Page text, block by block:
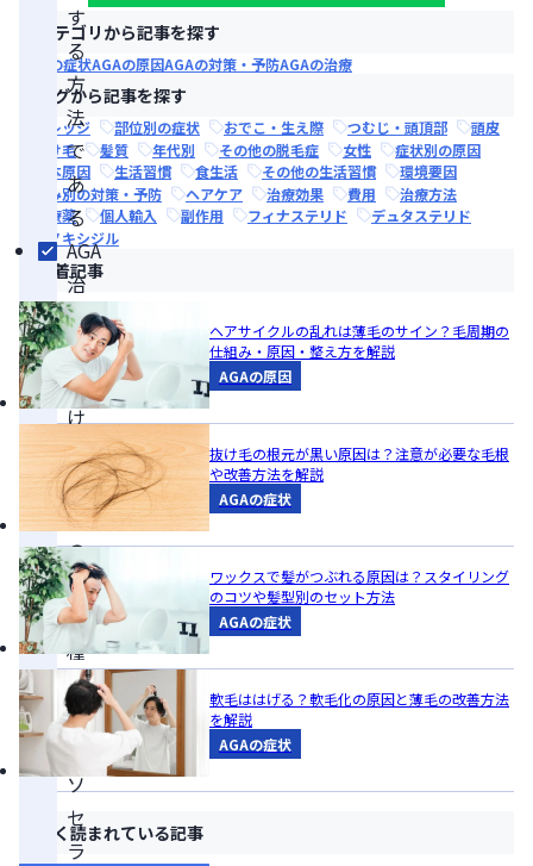
す
る
方
法
で
あ
る
AGA
治
療
に
お
け
る
注
射
の
主
な
種
類
は、
メ
ソ
セ
ラ
カテゴリから記事を探す
AGAの症状AGAの原因AGAの対策・予防AGAの治療
タグから記事を探す
ナレッジ 部位別の症状 おでこ・生え際 つむじ・頭頂部
頭皮
抜け毛
髪質 年代別 その他の脱毛症 女性
症状別の原因
根本原因
生活習慣 食生活 その他の生活習慣
環境要因
悩み別の対策・予防
ヘアケア 治療効果 費用
治療方法
治療薬
個人輸入 副作用 フィナステリド
デュタステリド
ミノキシジル
新着記事
ヘアサイクルの乱れは薄毛のサイン？毛周期の
仕組み・原因・整え方を解説
AGAの原因
抜け毛の根元が黒い原因は？注意が必要な毛根
や改善方法を解説
AGAの症状
ワックスで髪がつぶれる原因は？スタイリング
のコツや髪型別のセット方法
AGAの症状
軟毛ははげる？軟毛化の原因と薄毛の改善方法
を解説
AGAの症状
よく読まれている記事